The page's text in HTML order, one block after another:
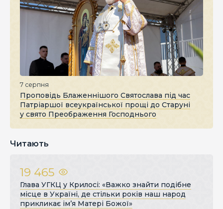
7 серпня
Проповідь Блаженнішого Святослава під час
Патріаршої всеукраїнської прощі до Старуні
у свято Преображення Господнього
Читають
19 465
Глава УГКЦ у Крилосі: «Важко знайти подібне
місце в Україні, де стільки років наш народ
прикликає ім’я Матері Божої»